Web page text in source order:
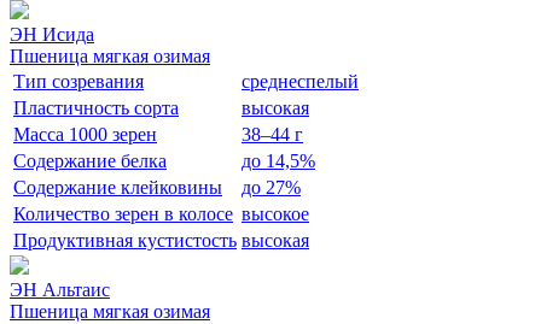
ЭН Исида
Пшеница мягкая озимая
Тип созревания
среднеспелый
Пластичность сорта
высокая
Масса 1000 зерен
38–44 г
Содержание белка
до 14,5%
Содержание клейковины
до 27%
Количество зерен в колосе высокое
Продуктивная кустистость высокая
ЭН Альтаис
Пшеница мягкая озимая